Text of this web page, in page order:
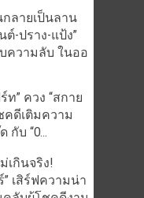
กลายเป็นลาน
-ปราง-แป้ง”
ความลับ ในออ
ท” ควง “สกาย
คดีเติมความ
บ “O...
เกินจริง!
เสิร์ฟความน่า